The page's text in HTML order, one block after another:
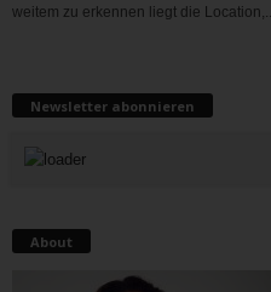
weitem zu erkennen liegt die Location,...
Newsletter abonnieren
About